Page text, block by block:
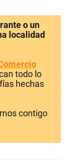
o un
localidad
todo lo
hechas
contigo